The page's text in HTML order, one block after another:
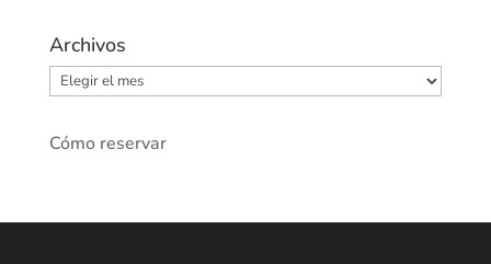
Archivos
Archivos
Cómo reservar